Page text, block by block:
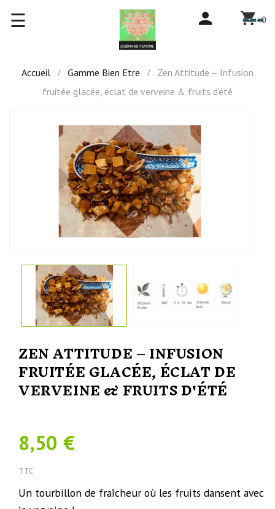
Basculer
☰ -0
Accueil Gamme Bien Etre
Zen Attitude – Infusion
fruitée glacée, éclat de verveine & fruits d'été
ZEN ATTITUDE – INFUSION
FRUITÉE GLACÉE, ÉCLAT DE
VERVEINE & FRUITS D'ÉTÉ
8,50 €
TTC
Un tourbillon de fraîcheur où les fruits dansent avec